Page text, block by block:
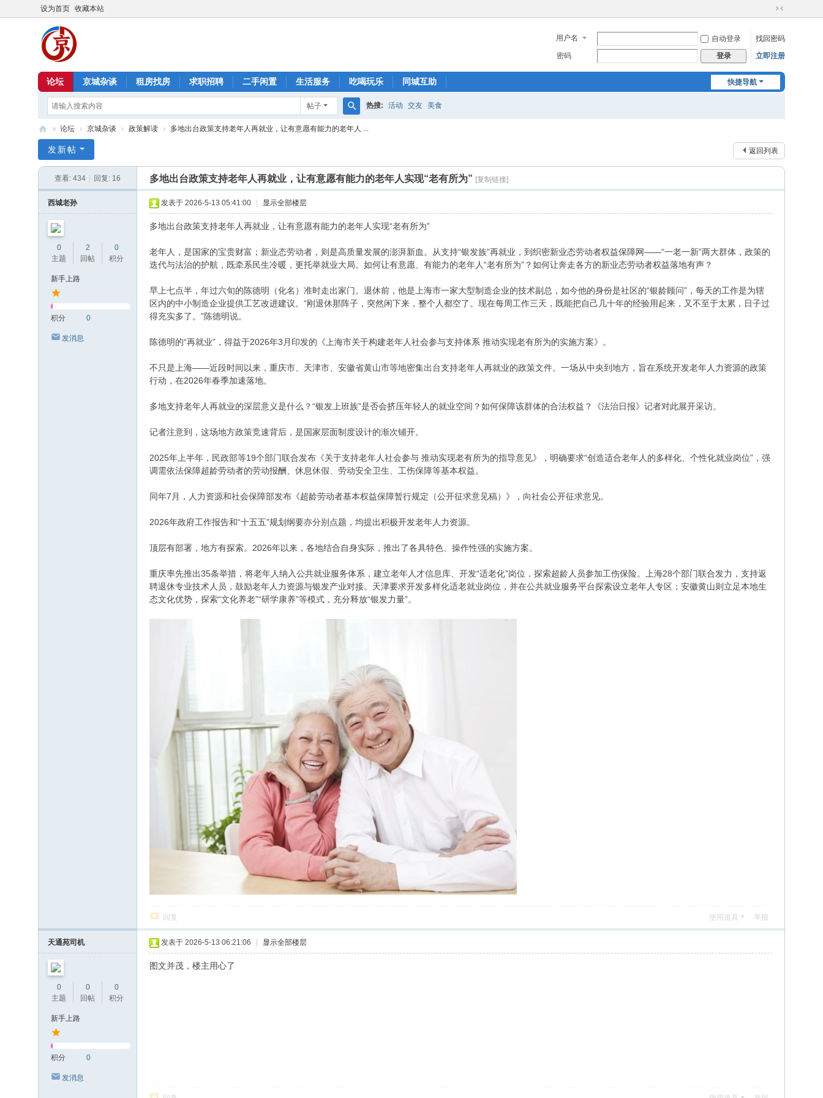
设为首页 收藏本站
切
到
窄
用户名 自动登录
找回密码
密码
登录 立即注册
快捷导航
论坛 京城杂谈 租房找房 求职招聘 二手闲置 生活服务 吃喝玩乐 同城互助
帖子
搜
热搜: 活动 交友 美食
京
» 论坛 › 京城杂谈 › 政策解读 › 多地出台政策支持老年人再就业，让有意愿有能力的老年人 ...
返回列表
发新帖
查看: 434 回复: 16 多地出台政策支持老年人再就业，让有意愿有能力的老年人实现“老有所为” [复制链接]
西城老孙
0
主题
2
回帖
0
积分
新手上路
积分 0
发消息
发表于 2026-5-13 05:41:00 显示全部楼层
多地出台政策支持老年人再就业，让有意愿有能力的老年人实现“老有所为”
老年人，是国家的宝贵财富；新业态劳动者，则是高质量发展的澎湃新血。从支持“银发族”再就业，到织密新业态劳动者权益保障网——“一老一新”两大群体，政策的
迭代与法治的护航，既牵系民生冷暖，更托举就业大局。如何让有意愿、有能力的老年人“老有所为”？如何让奔走各方的新业态劳动者权益落地有声？
早上七点半，年过六旬的陈德明（化名）准时走出家门。退休前，他是上海市一家大型制造企业的技术副总，如今他的身份是社区的“银龄顾问”，每天的工作是为辖
区内的中小制造企业提供工艺改进建议。“刚退休那阵子，突然闲下来，整个人都空了。现在每周工作三天，既能把自己几十年的经验用起来，又不至于太累，日子过
得充实多了。”陈德明说。
陈德明的“再就业”，得益于2026年3月印发的《上海市关于构建老年人社会参与支持体系 推动实现老有所为的实施方案》。
不只是上海——近段时间以来，重庆市、天津市、安徽省黄山市等地密集出台支持老年人再就业的政策文件。一场从中央到地方，旨在系统开发老年人力资源的政策
行动，在2026年春季加速落地。
多地支持老年人再就业的深层意义是什么？“银发上班族”是否会挤压年轻人的就业空间？如何保障该群体的合法权益？《法治日报》记者对此展开采访。
记者注意到，这场地方政策竞速背后，是国家层面制度设计的渐次铺开。
2025年上半年，民政部等19个部门联合发布《关于支持老年人社会参与 推动实现老有所为的指导意见》，明确要求“创造适合老年人的多样化、个性化就业岗位”，强
调需依法保障超龄劳动者的劳动报酬、休息休假、劳动安全卫生、工伤保障等基本权益。
同年7月，人力资源和社会保障部发布《超龄劳动者基本权益保障暂行规定（公开征求意见稿）》，向社会公开征求意见。
2026年政府工作报告和“十五五”规划纲要亦分别点题，均提出积极开发老年人力资源。
顶层有部署，地方有探索。2026年以来，各地结合自身实际，推出了各具特色、操作性强的实施方案。
重庆率先推出35条举措，将老年人纳入公共就业服务体系，建立老年人才信息库、开发“适老化”岗位，探索超龄人员参加工伤保险。上海28个部门联合发力，支持返
聘退休专业技术人员，鼓励老年人力资源与银发产业对接。天津要求开发多样化适老就业岗位，并在公共就业服务平台探索设立老年人专区；安徽黄山则立足本地生
态文化优势，探索“文化养老”“研学康养”等模式，充分释放“银发力量”。
回复 使用道具 举报
天通苑司机
0
主题
0
回帖
0
积分
新手上路
积分 0
发消息
发表于 2026-5-13 06:21:06 显示全部楼层
图文并茂，楼主用心了